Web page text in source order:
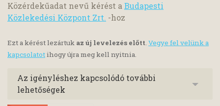
Közérdekűadat nevű kérést a Budapesti
Közlekedési Központ Zrt. -hoz
Ezt a kérést lezártuk az új levelezés előtt. Vegye fel velünk a
kapcsolatotihogy újra meg kell nyitnia.
Az igényléshez kapcsolódó további
lehetőségek